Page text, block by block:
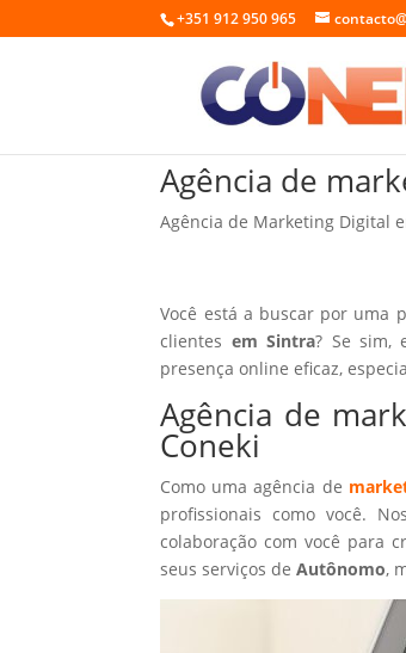
+351 912 950 965
Agência de
Agência de Marketing Digital
Você está a buscar por uma
clientes em Sintra? Se sim,
presença online eficaz,
Agência de
Coneki
Como uma agência de
profissionais como você.
colaboração com você para
seus serviços deAutônomo,